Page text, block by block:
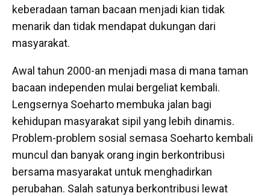
keberadaan taman bacaan menjadi kian tidak
menarik dan tidak mendapat dukungan dari
masyarakat.
Awal tahun 2000-an menjadi masa di mana taman
bacaan independen mulai bergeliat kembali.
Lengsernya Soeharto membuka jalan bagi
kehidupan masyarakat sipil yang lebih dinamis.
Problem-problem sosial semasa Soeharto kembali
muncul dan banyak orang ingin berkontribusi
bersama masyarakat untuk menghadirkan
perubahan. Salah satunya berkontribusi lewat